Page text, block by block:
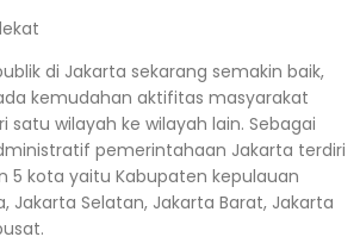
di Jakarta sekarang semakin baik,
kemudahan aktifitas masyarakat
satu wilayah ke wilayah lain. Sebagai
pemerintahaan Jakarta terdiri
5 kota yaitu Kabupaten kepulauan
Jakarta Selatan, Jakarta Barat, Jakarta